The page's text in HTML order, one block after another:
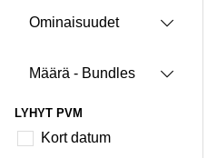
Ominaisuudet
Määrä - Bundles
LYHYT PVM
Kort datum